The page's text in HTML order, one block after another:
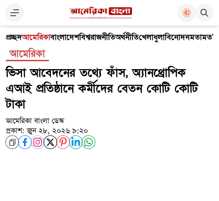
প্রচ্ছদআমেরিকাবাংলাদেশবিশ্বরাজনীতিঅর্থনীতিখেলাধুলাবিনোদনমতামত
আমেরিকা
ভিসা আবেদনের তথ্যে ফাঁস, অ্যানথ্রোপিক
এআই প্রতিষ্ঠানে কর্মীদের বেতন কোটি কোটি
টাকা
আমেরিকা বাংলা ডেস্ক
প্রকাশ: জুন ২৮, ২০২৬ ৯:২০